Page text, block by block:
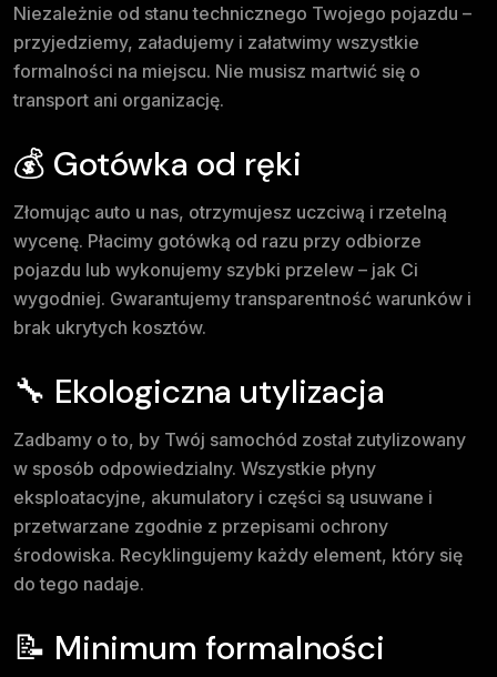
Niezależnie od stanu technicznego Twojego pojazdu –
przyjedziemy, załadujemy i załatwimy wszystkie
formalności na miejscu. Nie musisz martwić się o
transport ani organizację.
💰 Gotówka od ręki
Złomując auto u nas, otrzymujesz uczciwą i rzetelną
wycenę. Płacimy gotówką od razu przy odbiorze
pojazdu lub wykonujemy szybki przelew – jak Ci
wygodniej. Gwarantujemy transparentność warunków i
brak ukrytych kosztów.
🔧 Ekologiczna utylizacja
Zadbamy o to, by Twój samochód został zutylizowany
w sposób odpowiedzialny. Wszystkie płyny
eksploatacyjne, akumulatory i części są usuwane i
przetwarzane zgodnie z przepisami ochrony
środowiska. Recyklingujemy każdy element, który się
do tego nadaje.
📝 Minimum formalności